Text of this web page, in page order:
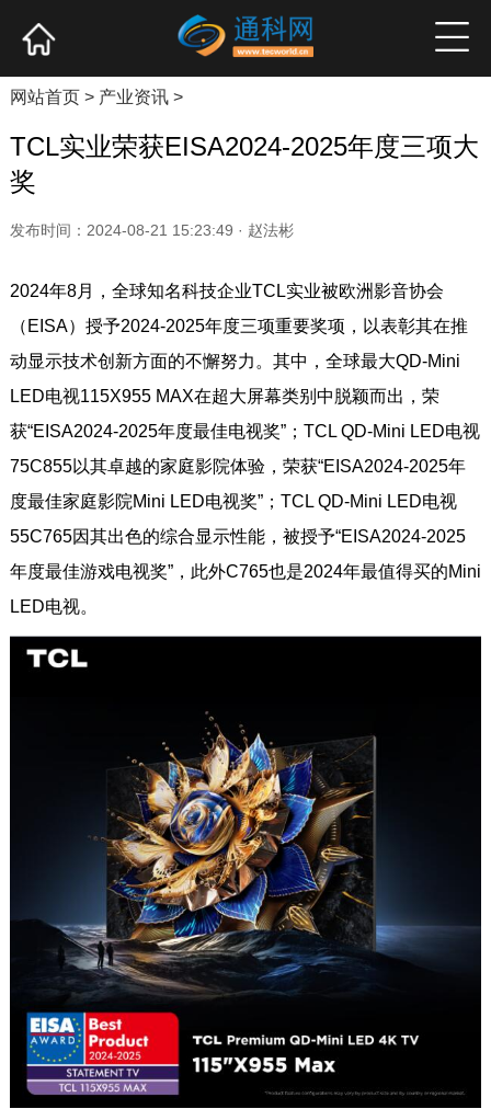
产业资讯 企业新品 高端访谈
网站首页> 产业资讯>
TCL实业荣获EISA2024-2025年度三项大
奖
发布时间：2024-08-21 15:23:49 · 赵法彬
2024年8月，全球知名科技企业TCL实业被欧洲影音协会
（EISA）授予2024-2025年度三项重要奖项，以表彰其在推
动显示技术创新方面的不懈努力。其中，全球最大QD-Mini
LED电视115X955 MAX在超大屏幕类别中脱颖而出，荣
获“EISA2024-2025年度最佳电视奖”；TCL QD-Mini LED电视
75C855以其卓越的家庭影院体验，荣获“EISA2024-2025年
度最佳家庭影院Mini LED电视奖”；TCL QD-Mini LED电视
55C765因其出色的综合显示性能，被授予“EISA2024-2025
年度最佳游戏电视奖”，此外C765也是2024年最值得买的Mini
LED电视。